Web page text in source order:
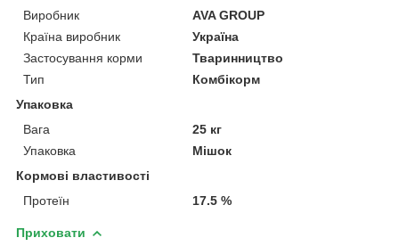
Виробник
AVA GROUP
Країна виробник
Україна
Застосування корми
Тваринництво
Тип
Комбікорм
Упаковка
Вага
25 кг
Упаковка
Мішок
Кормові властивості
Протеїн
17.5 %
Приховати